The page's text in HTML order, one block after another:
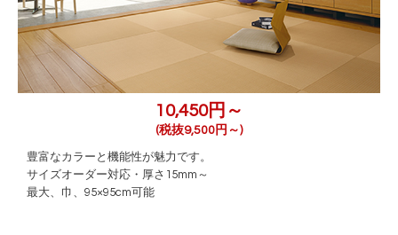
10,450円～
(税抜9,500円～)
豊富なカラーと機能性が魅力です。
サイズオーダー対応・厚さ15mm～
最大、巾、95×95cm可能